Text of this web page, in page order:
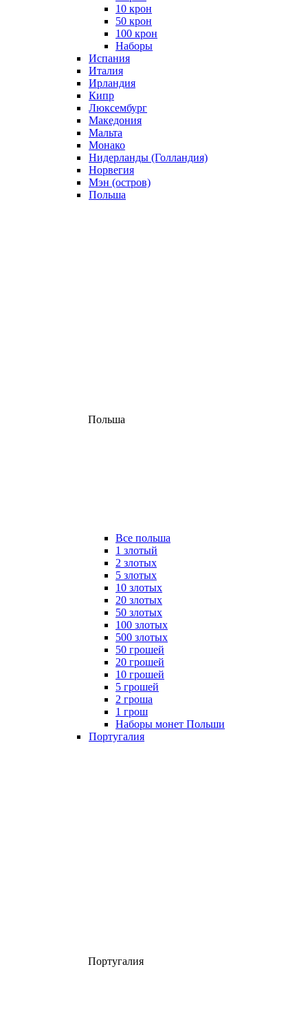
10 крон
50 крон
100 крон
Наборы
Испания
Италия
Ирландия
Кипр
Люксембург
Македония
Мальта
Монако
Нидерланды (Голландия)
Норвегия
Мэн (остров)
Польша
Польша
Все польша
1 злотый
2 злотых
5 злотых
10 злотых
20 злотых
50 злотых
100 злотых
500 злотых
50 грошей
20 грошей
10 грошей
5 грошей
2 гроша
1 грош
Наборы монет Польши
Португалия
Португалия